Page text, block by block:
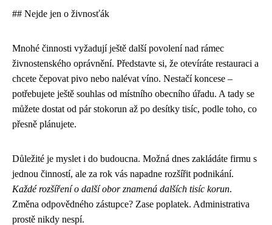
## Nejde jen o živnosťák
Mnohé činnosti vyžadují ještě další povolení nad rámec
živnostenského oprávnění. Představte si, že otevíráte restauraci a
chcete čepovat pivo nebo nalévat víno. Nestačí koncese –
potřebujete ještě souhlas od místního obecního úřadu. A tady se
můžete dostat od pár stokorun až po desítky tisíc, podle toho, co
přesně plánujete.
Důležité je myslet i do budoucna. Možná dnes zakládáte firmu s
jednou činností, ale za rok vás napadne rozšířit podnikání.
Každé rozšíření o další obor znamená dalších tisíc korun.
Změna odpovědného zástupce? Zase poplatek. Administrativa
prostě nikdy nespí.